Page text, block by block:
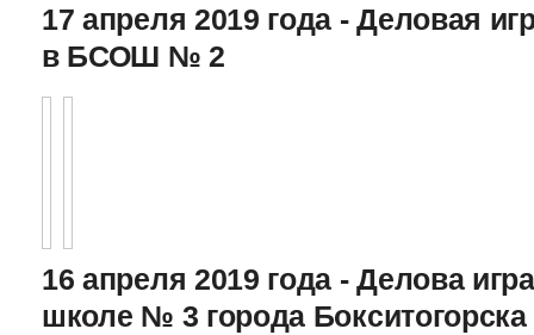
17 апреля 2019 года - Деловая
в БСОШ № 2
16 апреля 2019 года - Делова
школе № 3 города Бокситогорска